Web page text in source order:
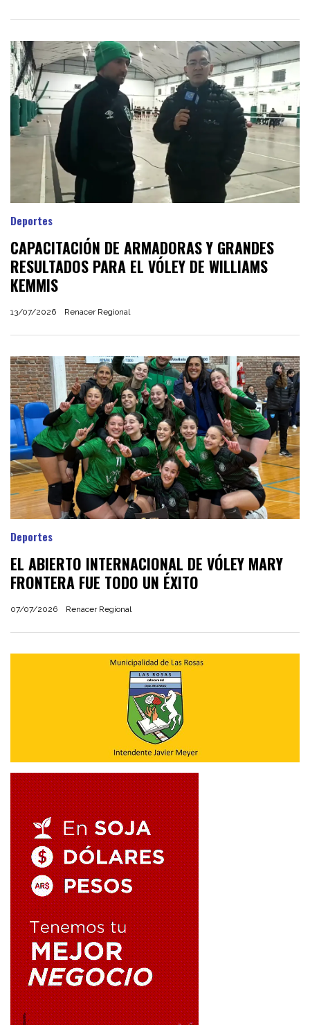
CAPACITACIÓN DE ARMADORAS Y GRANDES
RESULTADOS PARA EL VÓLEY DE WILLIAMS
KEMMIS
Renacer Regional
Deportes
13/07/2026
EL ABIERTO INTERNACIONAL DE VÓLEY MARY
FRONTERA FUE TODO UN ÉXITO
Renacer Regional
Deportes
07/07/2026